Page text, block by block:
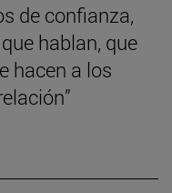
de confianza,
hablan, que
hacen a los